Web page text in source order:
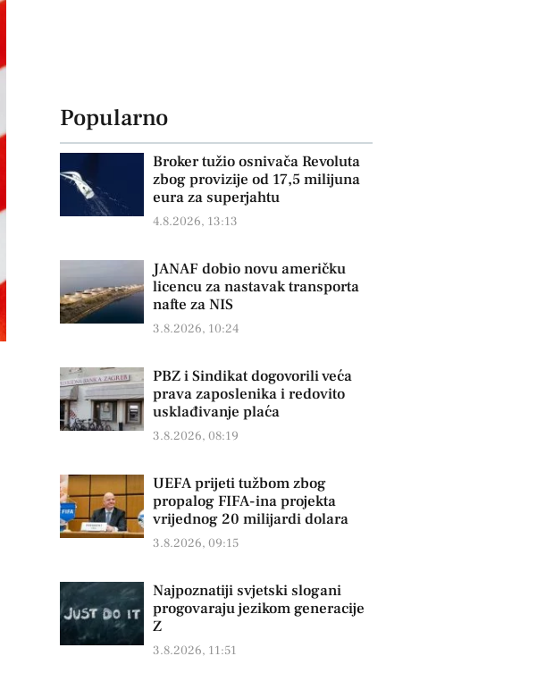
Popularno
Broker tužio osnivača Revoluta
zbog provizije od 17,5 milijuna
eura za superjahtu
4.8.2026, 13:13
JANAF dobio novu američku
licencu za nastavak transporta
nafte za NIS
3.8.2026, 10:24
PBZ i Sindikat dogovorili veća
prava zaposlenika i redovito
usklađivanje plaća
3.8.2026, 08:19
UEFA prijeti tužbom zbog
propalog FIFA-ina projekta
vrijednog 20 milijardi dolara
3.8.2026, 09:15
Najpoznatiji svjetski slogani
progovaraju jezikom generacije
Z
3.8.2026, 11:51